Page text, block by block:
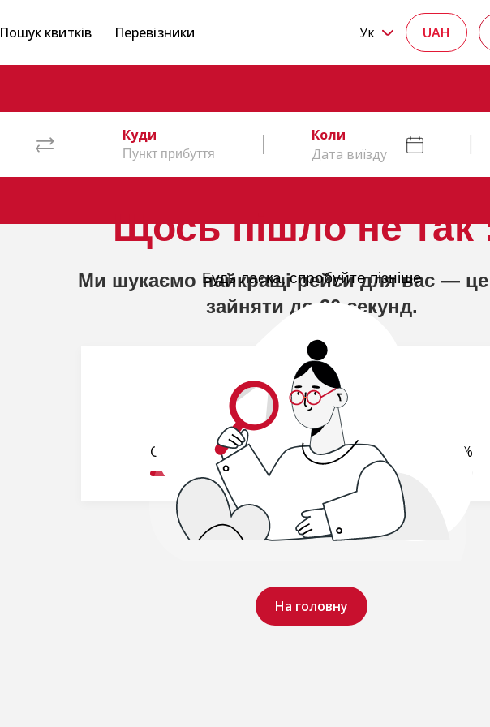
Щось пішло не так
Будь ласка, спробуйте пізніше
На головну
Пошук квитків Перевізники Ук UAH
Куди
Коли
Дата виїзду
Ми шукаємо найкращі рейси для вас —
зайняти до 20 секунд.
Обробляємо ваш запит.. 19%